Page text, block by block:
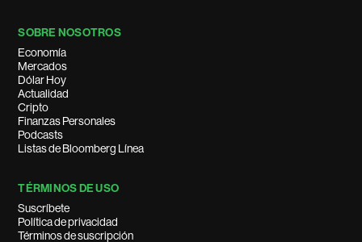
SOBRE NOSOTROS
Economía
Mercados
Dólar Hoy
Actualidad
Cripto
Finanzas Personales
Podcasts
Listas de Bloomberg Línea
TÉRMINOS DE USO
Suscríbete
Política de privacidad
Términos de suscripción